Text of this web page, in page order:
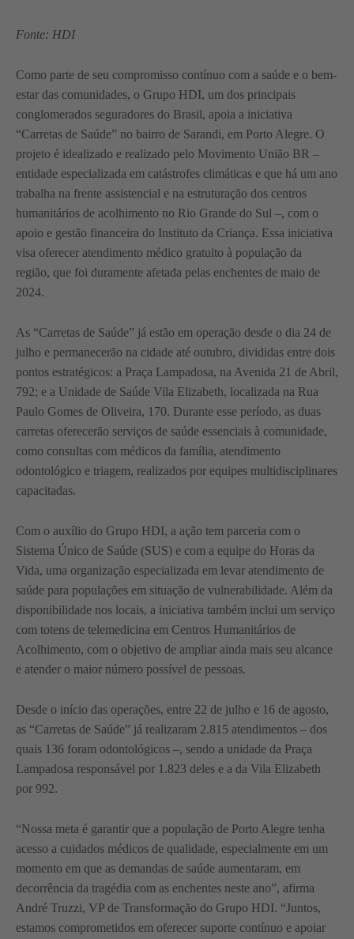
Fonte: HDI
Como parte de seu compromisso contínuo com a saúde e o bem-
estar das comunidades, o Grupo HDI, um dos principais
conglomerados seguradores do Brasil, apoia a iniciativa
“Carretas de Saúde” no bairro de Sarandi, em Porto Alegre. O
projeto é idealizado e realizado pelo Movimento União BR –
entidade especializada em catástrofes climáticas e que há um ano
trabalha na frente assistencial e na estruturação dos centros
humanitários de acolhimento no Rio Grande do Sul –, com o
apoio e gestão financeira do Instituto da Criança. Essa iniciativa
visa oferecer atendimento médico gratuito à população da
região, que foi duramente afetada pelas enchentes de maio de
2024.
As “Carretas de Saúde” já estão em operação desde o dia 24 de
julho e permanecerão na cidade até outubro, divididas entre dois
pontos estratégicos: a Praça Lampadosa, na Avenida 21 de Abril,
792; e a Unidade de Saúde Vila Elizabeth, localizada na Rua
Paulo Gomes de Oliveira, 170. Durante esse período, as duas
carretas oferecerão serviços de saúde essenciais à comunidade,
como consultas com médicos da família, atendimento
odontológico e triagem, realizados por equipes multidisciplinares
capacitadas.
Com o auxílio do Grupo HDI, a ação tem parceria com o
Sistema Único de Saúde (SUS) e com a equipe do Horas da
Vida, uma organização especializada em levar atendimento de
saúde para populações em situação de vulnerabilidade. Além da
disponibilidade nos locais, a iniciativa também inclui um serviço
com totens de telemedicina em Centros Humanitários de
Acolhimento, com o objetivo de ampliar ainda mais seu alcance
e atender o maior número possível de pessoas.
Desde o início das operações, entre 22 de julho e 16 de agosto,
as “Carretas de Saúde” já realizaram 2.815 atendimentos – dos
quais 136 foram odontológicos –, sendo a unidade da Praça
Lampadosa responsável por 1.823 deles e a da Vila Elizabeth
por 992.
“Nossa meta é garantir que a população de Porto Alegre tenha
acesso a cuidados médicos de qualidade, especialmente em um
momento em que as demandas de saúde aumentaram, em
decorrência da tragédia com as enchentes neste ano”, afirma
André Truzzi, VP de Transformação do Grupo HDI. “Juntos,
estamos comprometidos em oferecer suporte contínuo e apoiar